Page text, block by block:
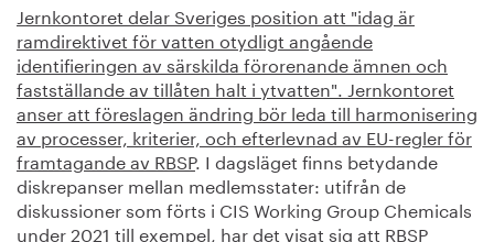
Jernkontoret delar Sveriges position att "idag är
ramdirektivet för vatten otydligt angående
identifieringen av särskilda förorenande ämnen och
fastställande av tillåten halt i ytvatten". Jernkontoret
anser att föreslagen ändring bör leda till harmonisering
av processer, kriterier, och efterlevnad av EU-regler för
framtagande av RBSP. I dagsläget finns betydande
diskrepanser mellan medlemsstater: utifrån de
diskussioner som förts i CIS Working Group Chemicals
under 2021 till exempel, har det visat sig att RBSP